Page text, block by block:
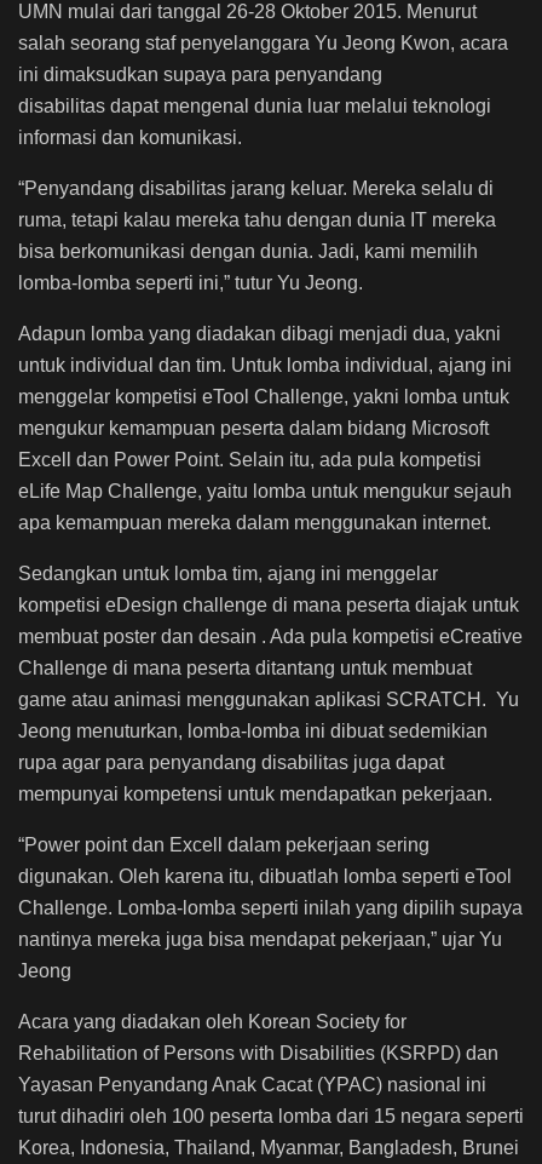
UMN mulai dari tanggal 26-28 Oktober 2015. Menurut
salah seorang staf penyelanggara Yu Jeong Kwon, acara
ini dimaksudkan supaya para penyandang
disabilitas dapat mengenal dunia luar melalui teknologi
informasi dan komunikasi.
“Penyandang disabilitas jarang keluar. Mereka selalu di
ruma, tetapi kalau mereka tahu dengan dunia IT mereka
bisa berkomunikasi dengan dunia. Jadi, kami memilih
lomba-lomba seperti ini,” tutur Yu Jeong.
Adapun lomba yang diadakan dibagi menjadi dua, yakni
untuk individual dan tim. Untuk lomba individual, ajang ini
menggelar kompetisi eTool Challenge, yakni lomba untuk
mengukur kemampuan peserta dalam bidang Microsoft
Excell dan Power Point. Selain itu, ada pula kompetisi
eLife Map Challenge, yaitu lomba untuk mengukur sejauh
apa kemampuan mereka dalam menggunakan internet.
Sedangkan untuk lomba tim, ajang ini menggelar
kompetisi eDesign challenge di mana peserta diajak untuk
membuat poster dan desain . Ada pula kompetisi eCreative
Challenge di mana peserta ditantang untuk membuat
game atau animasi menggunakan aplikasi SCRATCH. Yu
Jeong menuturkan, lomba-lomba ini dibuat sedemikian
rupa agar para penyandang disabilitas juga dapat
mempunyai kompetensi untuk mendapatkan pekerjaan.
“Power point dan Excell dalam pekerjaan sering
digunakan. Oleh karena itu, dibuatlah lomba seperti eTool
Challenge. Lomba-lomba seperti inilah yang dipilih supaya
nantinya mereka juga bisa mendapat pekerjaan,” ujar Yu
Jeong
Acara yang diadakan oleh Korean Society for
Rehabilitation of Persons with Disabilities (KSRPD) dan
Yayasan Penyandang Anak Cacat (YPAC) nasional ini
turut dihadiri oleh 100 peserta lomba dari 15 negara seperti
Korea, Indonesia, Thailand, Myanmar, Bangladesh, Brunei